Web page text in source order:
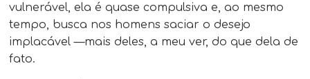
vulnerável, ela é quase compulsiva e, ao mesmo
tempo, busca nos homens saciar o desejo
implacável —mais deles, a meu ver, do que dela de
fato.